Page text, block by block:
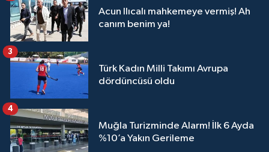
Acun Ilıcalı mahkemeye vermiş! Ah
canım benim ya!
Türk Kadın Milli Takımı Avrupa
dördüncüsü oldu
3
Muğla Turizminde Alarm! İlk 6 Ayda
%10’a Yakın Gerileme
4